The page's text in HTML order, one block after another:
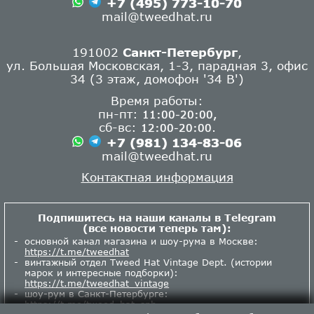
ручной вязки от шотландской марки
Inverallanуже на нашем сайте и в
. В шоурум в Петербурге
новинки приедут на следующей неделе.
30.10.2024
Получили осеннюю поставку
твидовых кепок отCity Sport
во всех размерах, а также пополнения
запасов. Заходите в разделывосьмиклинки
, а также в наши шоурумы в Москве
и Санкт-Петербурге!
05.10.2024
Пришли поставки из Ирландии
Фланелевые рубашки, шарфы и шапки из
шерсти мериноса, шерстяные носки.
Заходите в разделырубашки,вязаные
вещии шарфы, а также в наши шоурумы в
Москве и Санкт-Петербурге!
02.10.2024
3 октября(в четверг) шоурум
в Москве работает с 11:00 до 18:00 (то есть
mail@tweedhat.ru
191002 Санкт-Петербург,
ул. Большая Московская, 1-3, парадная 3, офис
34 (3 этаж, домофон '34 В')
Время работы:
пн-пт:
11:00-20:00,
сб-вс: 12:00-20:00.
+7 (981) 134-83-06
mail@tweedhat.ru
Контактная информация
Подпишитесь на наши каналы в Telegram
(все новости теперь там):
основной канал магазина и шоу-рума в Москве:
https://t.me/tweedhat
винтажный отдел Tweed Hat Vintage Dept. (истории
марок и интересные подборки):
https://t.me/tweedhat_vintage
шоу-рум в Санкт-Петербурге:
https://t.me/tweed_hat_spb